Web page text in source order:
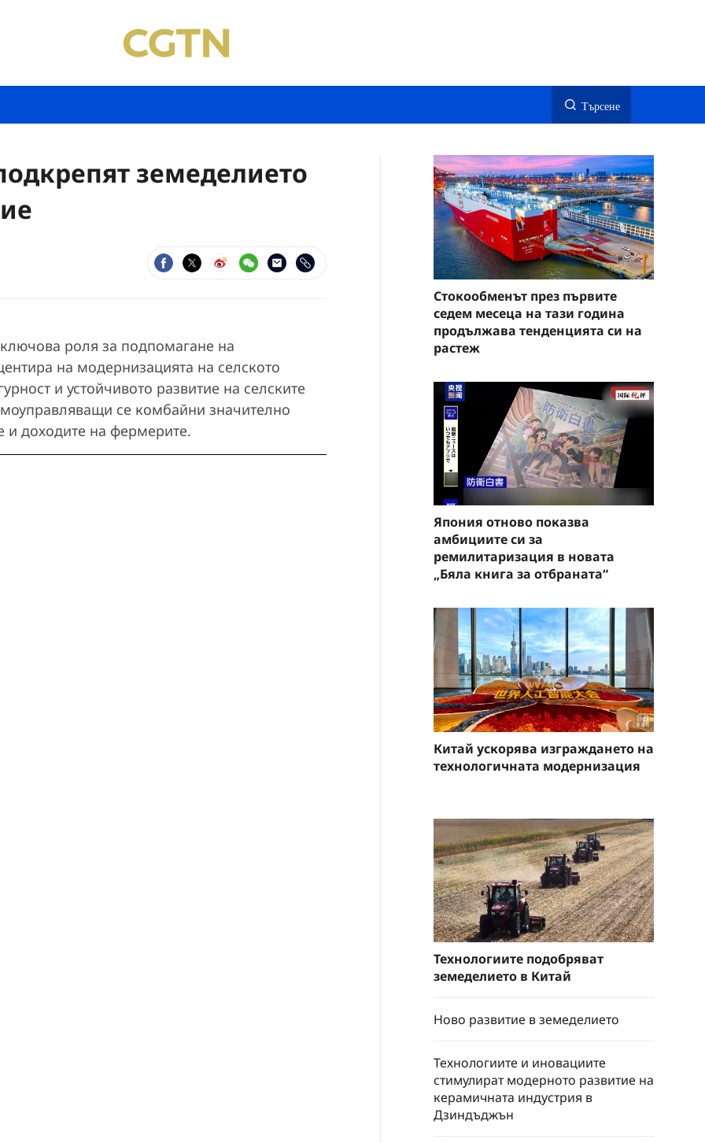
Търсене
земеделието
роля за подпомагане на
на модернизацията на селското
и устойчивото развитие на селските
се комбайни значително
и доходите на фермерите.
Стокообменът през първите
седем месеца на тази година
продължава тенденцията си на
растеж
Япония отново показва
амбициите си за
ремилитаризация в новата
„Бяла книга за отбраната“
Китай ускорява изграждането на
технологичната модернизация
Технологиите подобряват
земеделието в Китай
Ново развитие в земеделието
Технологиите и иновациите
стимулират модерното развитие на
керамичната индустрия в
Дзиндъджън